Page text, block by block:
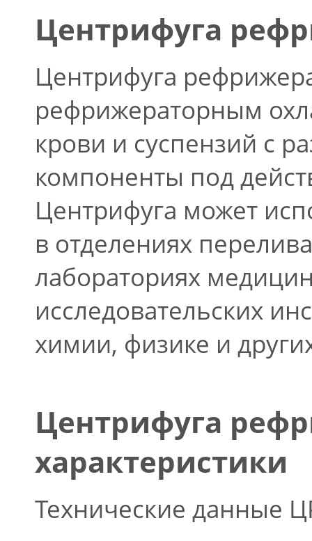
Центрифуга
Центрифуга
рефрижераторным
крови и суспензий с
компоненты под
Центрифуга может
в отделениях
лабораториях
исследовательских
химии, физике и
Центрифуга
характеристики
Технические данные